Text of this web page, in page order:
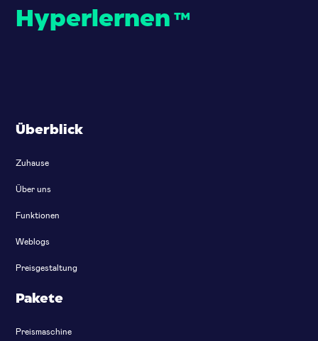
Hyperlernen ™
Überblick
Zuhause
Über uns
Funktionen
Weblogs
Preisgestaltung
Pakete
Preismaschine